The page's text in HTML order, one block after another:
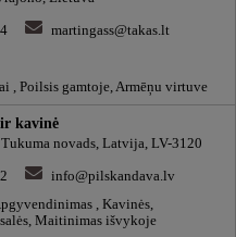
martingass@takas.lt
, Poilsis gamtoje, Armēņu virtuve
kavinė
novads, Latvija, LV-3120
info@pilskandava.lv
, Kavinės,
Maitinimas išvykoje